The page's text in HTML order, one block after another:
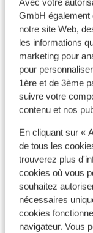
Avec votre
GmbH également
notre site Web,
les informations
marketing pour
pour
1ère et de 3ème
suivre votre
contenu et nos
En cliquant sur «
de tous les
trouverez plus
cookies où vous
souhaitez
nécessaires
cookies
navigateur. Vous
À proximité
Distance du
Distance
mètres
Distance